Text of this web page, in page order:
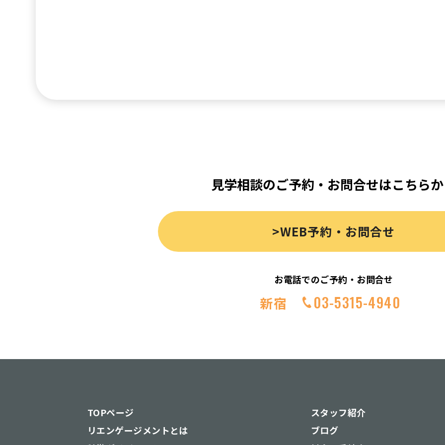
見学相談のご予約・お問合せはこちら
>WEB予約・お問合せ
お電話でのご予約・お問合せ
新宿 03-5315-4940
TOPページ
リエンゲージメントとは
スタッフ紹介
ブログ